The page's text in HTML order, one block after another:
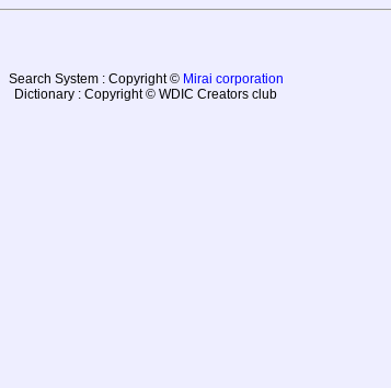
Search System : Copyright © Mirai corporation
Dictionary : Copyright © WDIC Creators club